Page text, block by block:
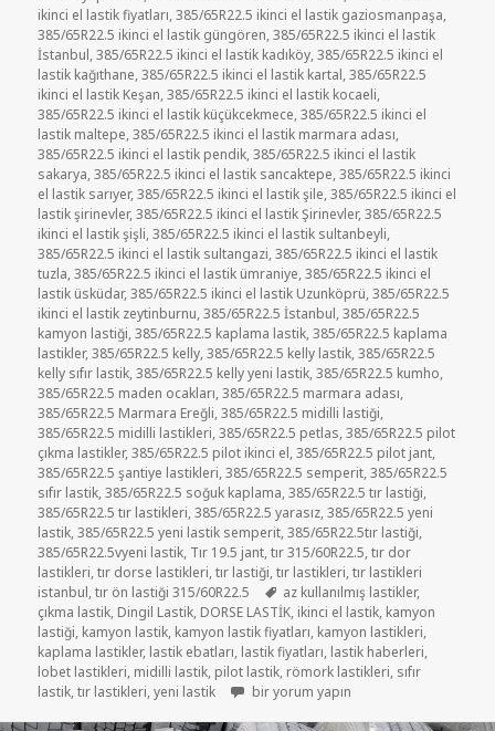
ikinci el lastik fiyatları,385/65R22.5 ikinci el lastik gaziosmanpaşa,
385/65R22.5 ikinci el lastik güngören,385/65R22.5 ikinci el lastik
İstanbul,385/65R22.5 ikinci el lastik kadıköy,385/65R22.5 ikinci el
lastik kağıthane,385/65R22.5 ikinci el lastik kartal,385/65R22.5
ikinci el lastik Keşan,385/65R22.5 ikinci el lastik kocaeli,
385/65R22.5 ikinci el lastik küçükcekmece,385/65R22.5 ikinci el
lastik maltepe,385/65R22.5 ikinci el lastik marmara adası,
385/65R22.5 ikinci el lastik pendik,385/65R22.5 ikinci el lastik
sakarya,385/65R22.5 ikinci el lastik sancaktepe,385/65R22.5 ikinci
el lastik sarıyer,385/65R22.5 ikinci el lastik şile,385/65R22.5 ikinci el
lastik şirinevler,385/65R22.5 ikinci el lastik Şirinevler,385/65R22.5
ikinci el lastik şişli,385/65R22.5 ikinci el lastik sultanbeyli,
385/65R22.5 ikinci el lastik sultangazi,385/65R22.5 ikinci el lastik
tuzla,385/65R22.5 ikinci el lastik ümraniye,385/65R22.5 ikinci el
lastik üsküdar,385/65R22.5 ikinci el lastik Uzunköprü,385/65R22.5
ikinci el lastik zeytinburnu,385/65R22.5 İstanbul,385/65R22.5
kamyon lastiği,385/65R22.5 kaplama lastik,385/65R22.5 kaplama
lastikler,385/65R22.5 kelly,385/65R22.5 kelly lastik,385/65R22.5
kelly sıfır lastik,385/65R22.5 kelly yeni lastik,385/65R22.5 kumho,
385/65R22.5 maden ocakları,385/65R22.5 marmara adası,
385/65R22.5 Marmara Ereğli,385/65R22.5 midilli lastiği,
385/65R22.5 midilli lastikleri,385/65R22.5 petlas,385/65R22.5 pilot
çıkma lastikler,385/65R22.5 pilot ikinci el,385/65R22.5 pilot jant,
385/65R22.5 şantiye lastikleri,385/65R22.5 semperit,385/65R22.5
sıfır lastik,385/65R22.5 soğuk kaplama,385/65R22.5 tır lastiği,
385/65R22.5 tır lastikleri,385/65R22.5 yarasız,385/65R22.5 yeni
lastik,385/65R22.5 yeni lastik semperit,385/65R22.5tır lastiği,
385/65R22.5vyeni lastik, Tır 19.5 jant,tır 315/60R22.5,tır dor
lastikleri,tır dorse lastikleri,tır lastiği,tır lastikleri,tır lastikleri
istanbul,tır ön lastiği 315/60R22.5 Etiketler
az kullanılmış lastikler,
çıkma lastik, Dingil Lastik, DORSE LASTİK, ikinci el lastik, kamyon
lastiği, kamyon lastik, kamyon lastik fiyatları, kamyon lastikleri,
kaplama lastikler, lastik ebatları, lastik fiyatları, lastik haberleri,
lobet lastikleri, midilli lastik, pilot lastik, römork lastikleri, sıfır
lastik,tır lastikleri,yeni lastik TIR LASTİKLERİ İKİNCİ EL ÇIKMA
bir yorum yapın